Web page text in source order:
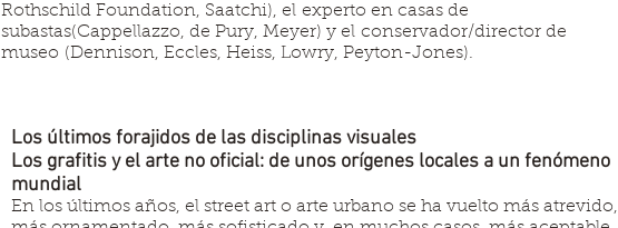
Rothschild Foundation, Saatchi), el experto en casas de
subastas(Cappellazzo, de Pury, Meyer) y el conservador/director de
museo (Dennison, Eccles, Heiss, Lowry, Peyton-Jones).
Los últimos forajidos de las disciplinas visuales
Los grafitis y el arte no oficial: de unos orígenes locales a un fenómeno
mundial
En los últimos años, el street art o arte urbano se ha vuelto más atrevido,